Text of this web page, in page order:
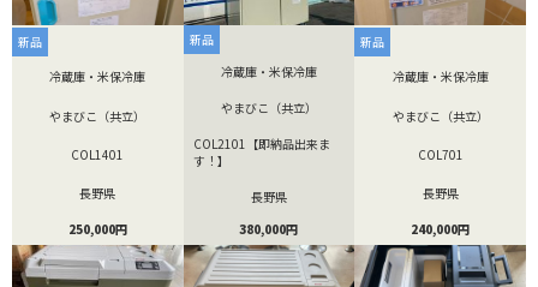
新品
冷蔵庫・米保冷庫
やまびこ（共立）
COL1401
長野県
250,000円
新品
冷蔵庫・米保冷庫
やまびこ（共立）
COL2101【即納品出来ま
す！】
長野県
380,000円
新品
冷蔵庫・米保冷庫
やまびこ（共立）
COL701
長野県
240,000円